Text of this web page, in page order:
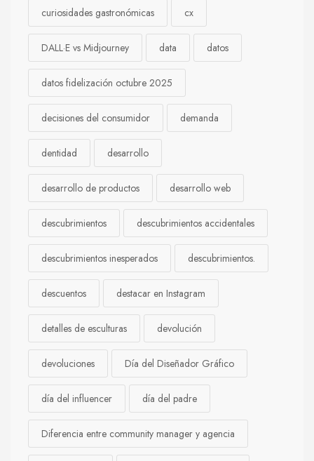
curiosidades gastronómicas cx
DALL·E vs Midjourney data datos
datos fidelización octubre 2025
decisiones del consumidor demanda
dentidad desarrollo
desarrollo de productos desarrollo web
descubrimientos descubrimientos accidentales
descubrimientos inesperados descubrimientos.
descuentos destacar en Instagram
detalles de esculturas devolución
devoluciones Día del Diseñador Gráfico
día del influencer día del padre
Diferencia entre community manager y agencia